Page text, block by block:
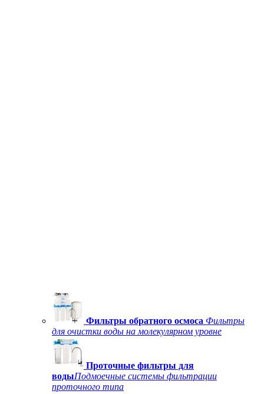
Фильтры обратного осмоса Фильтры
для очистки воды на молекулярном уровне
Проточные фильтры для
водыПодмоечные системы фильтрации
проточного типа